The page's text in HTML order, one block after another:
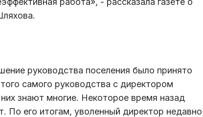
руководства поселения было принято
самого руководства с директором
знают многие. Некоторое время назад
По его итогам, уволенный директор недавно